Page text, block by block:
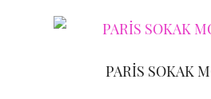
PARİS SOKAK